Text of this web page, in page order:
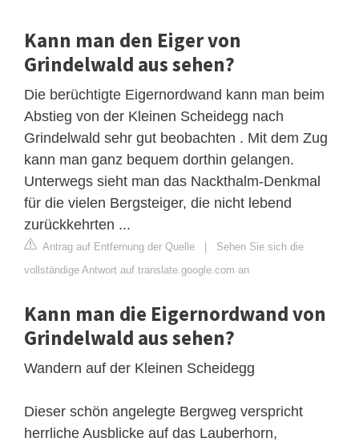
Kann man den Eiger von
Grindelwald aus sehen?
Die berüchtigte Eigernordwand kann man beim
Abstieg von der Kleinen Scheidegg nach
Grindelwald sehr gut beobachten . Mit dem Zug
kann man ganz bequem dorthin gelangen.
Unterwegs sieht man das Nackthalm-Denkmal
für die vielen Bergsteiger, die nicht lebend
zurückkehrten ...
Antrag auf Entfernung der Quelle | Sehen Sie sich die
vollständige Antwort auf translate.google.com an
Kann man die Eigernordwand von
Grindelwald aus sehen?
Wandern auf der Kleinen Scheidegg
Dieser schön angelegte Bergweg verspricht
herrliche Ausblicke auf das Lauberhorn,